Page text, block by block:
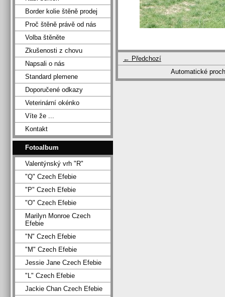
← Předchozí
Automatické
Border kolie štěně prodej
Proč štěně právě od nás
Volba štěněte
Zkušenosti z chovu
Napsali o nás
Standard plemene
Doporučené odkazy
Veterinární okénko
Víte že ...
Kontakt
Fotoalbum
Valentýnský vrh "R"
"Q" Czech Efebie
"P" Czech Efebie
"O" Czech Efebie
Marilyn Monroe Czech
Efebie
"N" Czech Efebie
"M" Czech Efebie
Jessie Jane Czech Efebie
"L" Czech Efebie
Jackie Chan Czech Efebie